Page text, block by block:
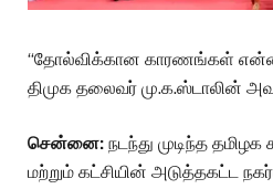
“தோல்விக்கான காரணங்கள்
திமுக தலைவர் மு.க.ஸ்டாலின்
சென்னை: நடந்து முடிந்த
மற்றும் கட்சியின் அடுத்தகட்ட